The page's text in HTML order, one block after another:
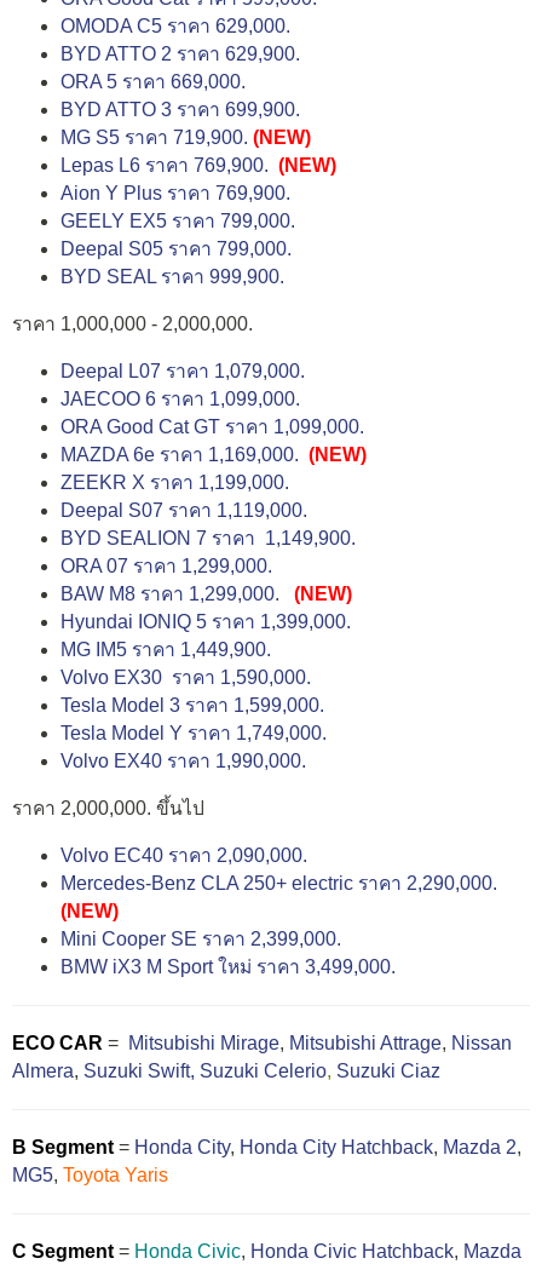
OMODA C5 ราคา 629,000.
BYD ATTO 2 ราคา 629,900.
ORA 5 ราคา 669,000.
BYD ATTO 3 ราคา 699,900.
MG S5 ราคา 719,900. (NEW)
Lepas L6 ราคา 769,900. (NEW)
Aion Y Plus ราคา 769,900.
GEELY EX5 ราคา 799,000.
Deepal S05 ราคา 799,000.
BYD SEAL ราคา 999,900.
ราคา 1,000,000 - 2,000,000.
Deepal L07 ราคา 1,079,000.
JAECOO 6 ราคา 1,099,000.
ORA Good Cat GT ราคา 1,099,000.
MAZDA 6e ราคา 1,169,000. (NEW)
ZEEKR X ราคา 1,199,000.
Deepal S07 ราคา 1,119,000.
BYD SEALION 7 ราคา 1,149,900.
ORA 07 ราคา 1,299,000.
BAW M8 ราคา 1,299,000.
(NEW)
Hyundai IONIQ 5 ราคา 1,399,000.
MG IM5 ราคา 1,449,900.
Volvo EX30 ราคา 1,590,000.
Tesla Model 3 ราคา 1,599,000.
Tesla Model Y ราคา 1,749,000.
Volvo EX40 ราคา 1,990,000.
ราคา 2,000,000. ขึ้นไป
Volvo EC40 ราคา 2,090,000.
Mercedes-Benz CLA 250+ electric ราคา 2,290,000.
(NEW)
Mini Cooper SE ราคา 2,399,000.
BMW iX3 M Sport ใหม่ ราคา 3,499,000.
ECO CAR = Mitsubishi Mirage, Mitsubishi Attrage, Nissan
Almera, Suzuki Swift, Suzuki Celerio, Suzuki Ciaz
B Segment = Honda City, Honda City Hatchback, Mazda 2,
MG5, Toyota Yaris
C Segment = Honda Civic, Honda Civic Hatchback, Mazda